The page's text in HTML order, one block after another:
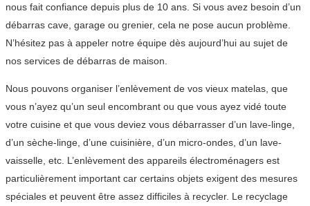
nous fait confiance depuis plus de 10 ans. Si vous avez besoin d’un
débarras cave, garage ou grenier, cela ne pose aucun problème.
N’hésitez pas à appeler notre équipe dès aujourd’hui au sujet de
nos services de débarras de maison.
Nous pouvons organiser l’enlèvement de vos vieux matelas, que
vous n’ayez qu’un seul encombrant ou que vous ayez vidé toute
votre cuisine et que vous deviez vous débarrasser d’un lave-linge,
d’un sèche-linge, d’une cuisinière, d’un micro-ondes, d’un lave-
vaisselle, etc. L’enlèvement des appareils électroménagers est
particulièrement important car certains objets exigent des mesures
spéciales et peuvent être assez difficiles à recycler. Le recyclage